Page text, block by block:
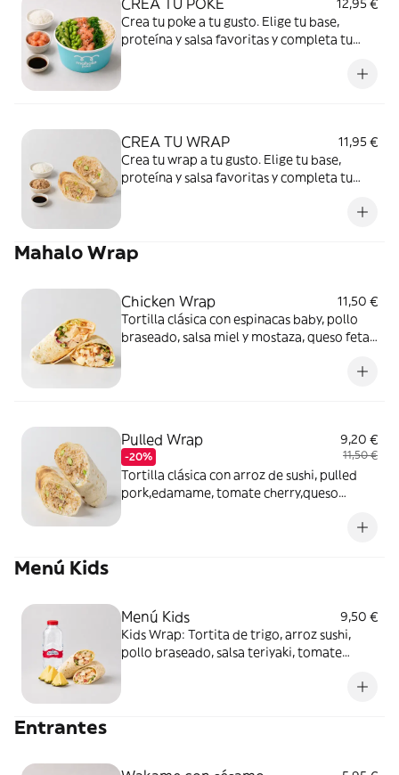
CREA TU POKE
12,95 €
Crea tu poke a tu gusto. Elige tu base,
proteína y salsa favoritas y completa tu
CREA TU WRAP
11,95 €
Crea tu wrap a tu gusto. Elige tu base,
proteína y salsa favoritas y completa tu
Mahalo Wrap
Chicken Wrap
11,50 €
Tortilla clásica con espinacas baby, pollo
braseado, salsa miel y mostaza, queso feta,
Pulled Wrap
-20%
9,20 €
11,50 €
Tortilla clásica con arroz de sushi, pulled
pork,edamame, tomate cherry,queso
Menú Kids
Menú Kids
9,50 €
Kids Wrap: Tortita de trigo, arroz sushi,
pollo braseado, salsa teriyaki, tomate
tempura + Botellin de agua + Fruta a elegir
Entrantes